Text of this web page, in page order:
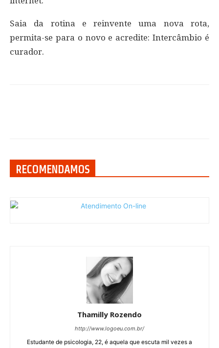
Saia da rotina e reinvente uma nova rota,
permita-se para o novo e acredite: Intercâmbio é
curador.
RECOMENDAMOS
Thamilly Rozendo
http://www.logoeu.com.br/
Estudante de psicologia, 22, é aquela que escuta mil vezes a